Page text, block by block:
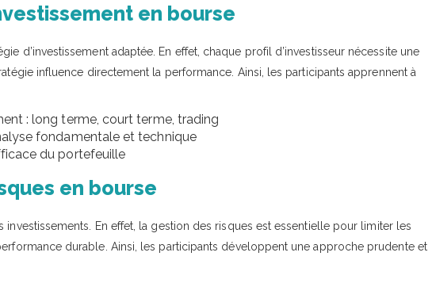
en bourse
d’investissement adaptée. En effet, chaque profil d’investisseur nécessite une
influence directement la performance. Ainsi, les participants apprennent à
: long terme, court terme, trading
fondamentale et technique
du portefeuille
en bourse
En effet, la gestion des risques est essentielle pour limiter les
durable. Ainsi, les participants développent une approche prudente et